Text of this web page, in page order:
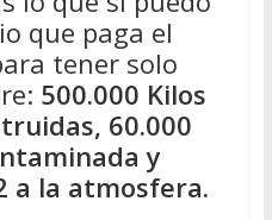
que paga el
tener solo
500.000 Kilos
60.000
y
a la atmosfera.